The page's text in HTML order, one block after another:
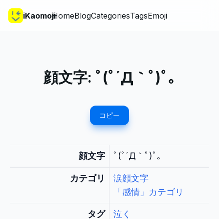
iKaomojiHomeBlogCategoriesTagsEmoji
顔文字: ﾟ(ﾟ´Д｀ﾟ)ﾟ｡
コピー
顔文字 ﾟ(ﾟ´Д｀ﾟ)ﾟ｡
カテゴリ
涙顔文字
「感情」カテゴリ
タグ 泣く